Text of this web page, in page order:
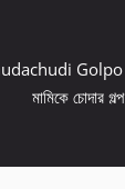
Golpo
মামিকে চোদার গল্প